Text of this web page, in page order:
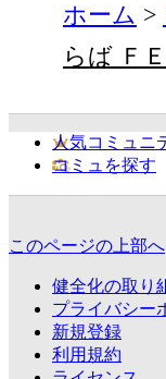
ホーム
らば Ｆ
人気コミュニ
コミュを探す
このページの上部へ
健全化の取り
プライバシー
新規登録
利用規約